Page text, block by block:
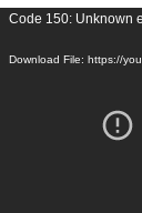
Video
Code 150: Unknown
Download File: https://